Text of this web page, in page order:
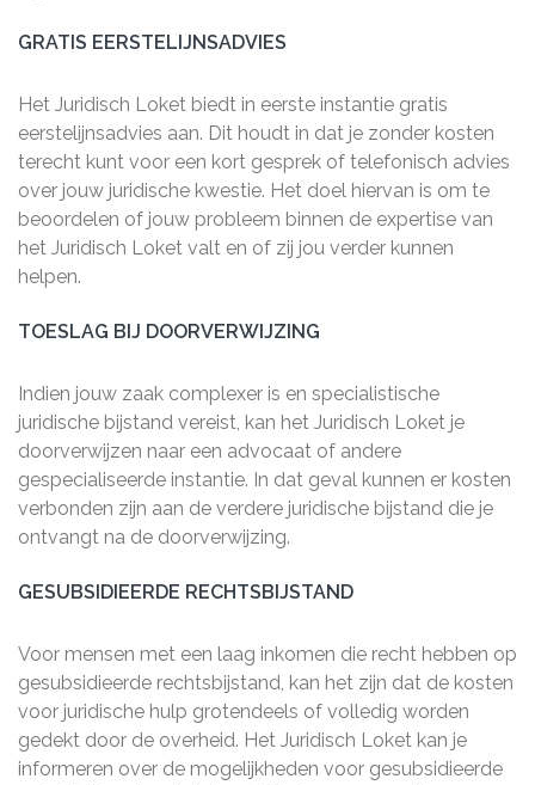
GRATIS EERSTELIJNSADVIES
Het Juridisch Loket biedt in eerste instantie gratis
eerstelijnsadvies aan. Dit houdt in dat je zonder kosten
terecht kunt voor een kort gesprek of telefonisch advies
over jouw juridische kwestie. Het doel hiervan is om te
beoordelen of jouw probleem binnen de expertise van
het Juridisch Loket valt en of zij jou verder kunnen
helpen.
TOESLAG BIJ DOORVERWIJZING
Indien jouw zaak complexer is en specialistische
juridische bijstand vereist, kan het Juridisch Loket je
doorverwijzen naar een advocaat of andere
gespecialiseerde instantie. In dat geval kunnen er kosten
verbonden zijn aan de verdere juridische bijstand die je
ontvangt na de doorverwijzing.
GESUBSIDIEERDE RECHTSBIJSTAND
Voor mensen met een laag inkomen die recht hebben op
gesubsidieerde rechtsbijstand, kan het zijn dat de kosten
voor juridische hulp grotendeels of volledig worden
gedekt door de overheid. Het Juridisch Loket kan je
informeren over de mogelijkheden voor gesubsidieerde